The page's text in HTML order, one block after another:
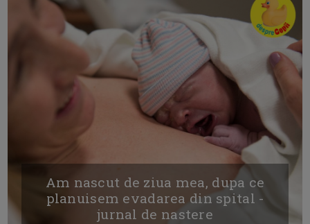
Am nascut de ziua mea, dupa ce
planuisem evadarea din spital -
jurnal de nastere